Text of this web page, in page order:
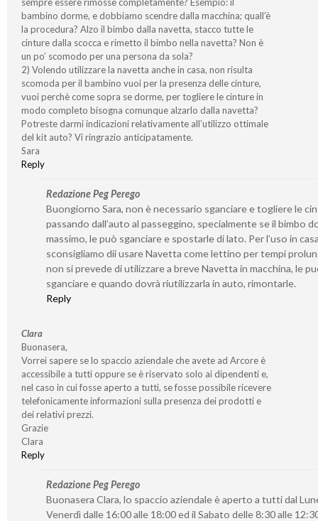
bambino dorme, e dobbiamo scendre dalla macchina; quall’è
la procedura? Alzo il bimbo dalla navetta, stacco tutte le
cinture dalla scocca e rimetto il bimbo nella navetta? Non è
un po’ scomodo per una persona da sola?
2) Volendo utilizzare la navetta anche in casa, non risulta
scomoda per il bambino vuoi per la presenza delle cinture,
vuoi perchè come sopra se dorme, per togliere le cinture in
modo completo bisogna comunque alzarlo dalla navetta?
Potreste darmi indicazioni relativamente all’utilizzo ottimale
del kit auto? Vi ringrazio anticipatamente.
Sara
Reply
Redazione Peg Perego
Buongiorno Sara, non è necessario sganciare e togliere le
passando dall’auto al passeggino, specialmente se il bimbo
massimo, le può sganciare e spostarle di lato. Per l’uso in
sconsigliamo dii usare Navetta come lettino per tempi
non si prevede di utilizzare a breve Navetta in macchina, le
sganciare e quando dovrà riutilizzarla in auto, rimontarle.
Reply
Clara
Buonasera,
Vorrei sapere se lo spaccio aziendale che avete ad Arcore è
accessibile a tutti oppure se è riservato solo ai dipendenti e,
nel caso in cui fosse aperto a tutti, se fosse possibile ricevere
telefonicamente informazioni sulla presenza dei prodotti e
dei relativi prezzi.
Grazie
Clara
Reply
Redazione Peg Perego
Buonasera Clara, lo spaccio aziendale è aperto a tutti dal
Venerdì dalle 16:00 alle 18:00 ed il Sabato delle 8:30 alle